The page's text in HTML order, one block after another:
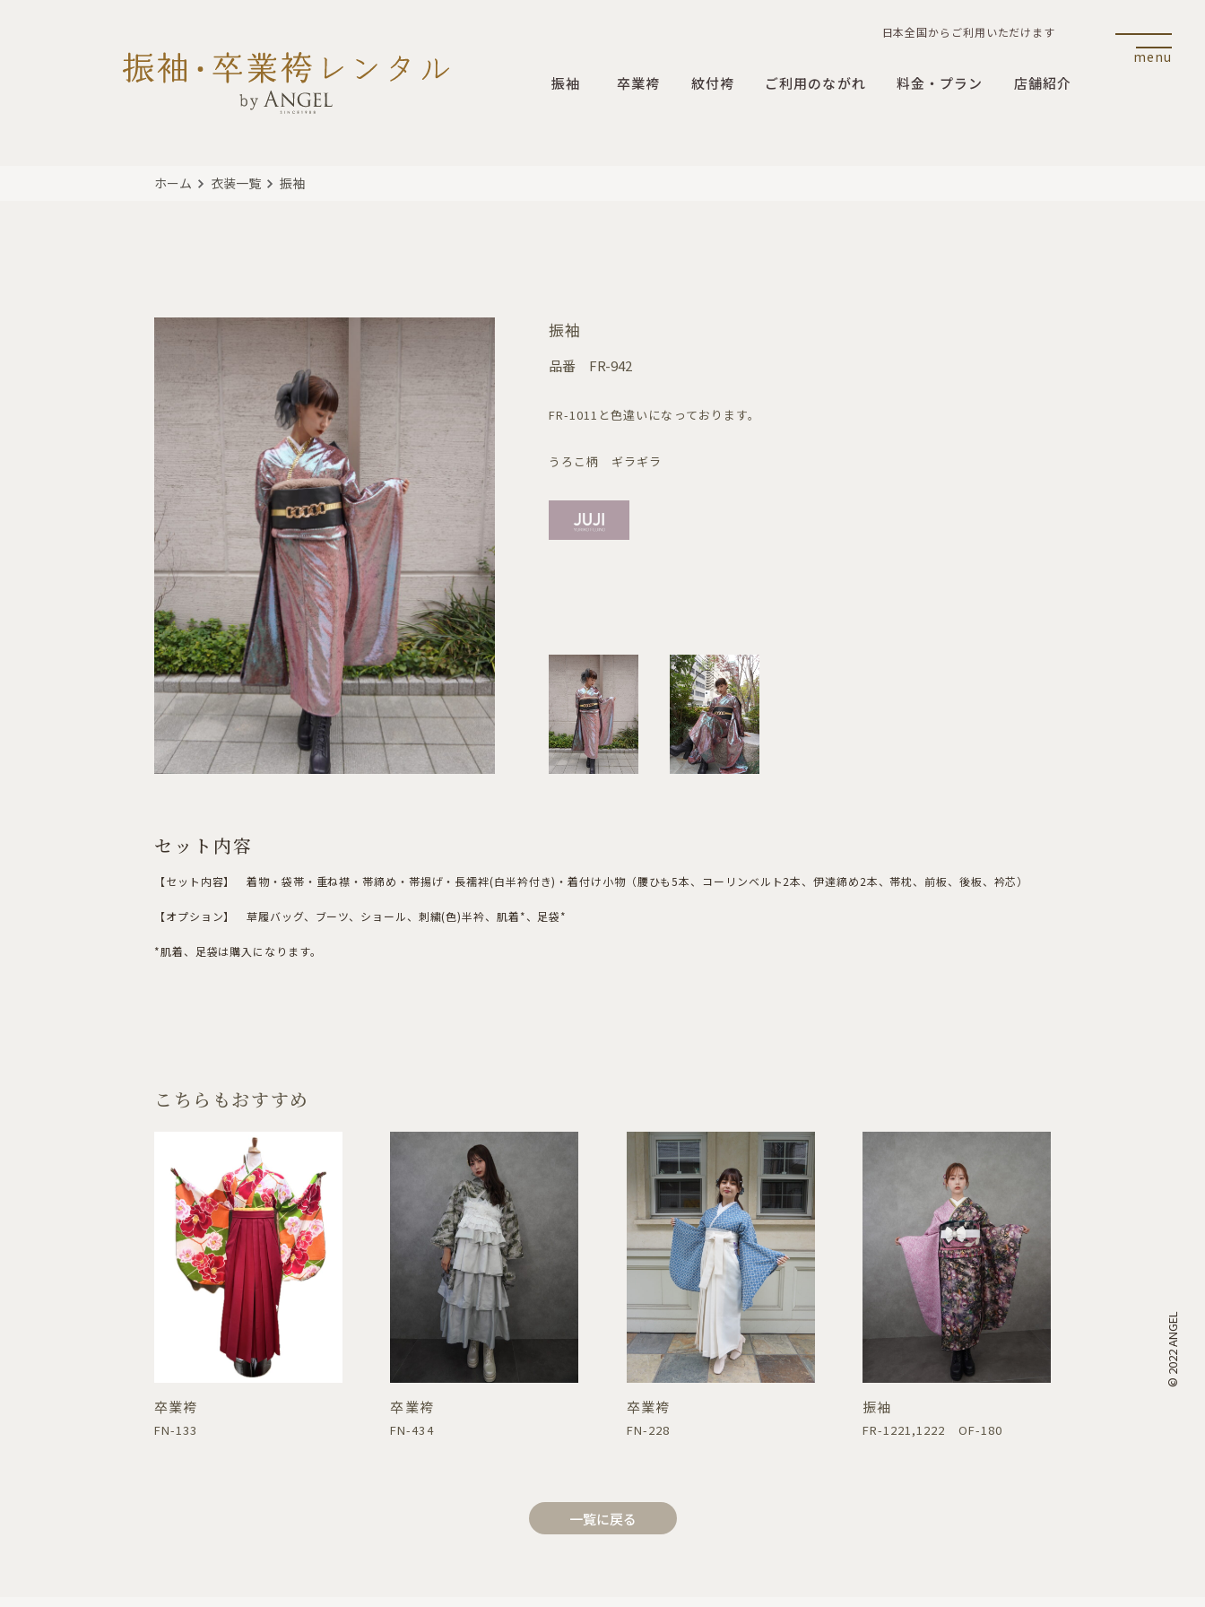
日本全国からご利用いただけます
振袖 卒業袴 紋付袴 ご利用のながれ 料金・プラン 店舗紹介
menu
ホーム 衣装一覧 振袖
振袖
品番 FR-942
FR-1011と色違いになっております。
うろこ柄 ギラギラ
セット内容
【セット内容】 着物・袋帯・重ね襟・帯締め・帯揚げ・長襦袢(白半衿付き)・着付け小物（腰ひも5本、コーリンベルト2本、伊達締め2本、帯枕、前板、後板、衿芯）
【オプション】 草履バッグ、ブーツ、ショール、刺繍(色)半衿、肌着*、足袋*
*肌着、足袋は購入になります。
こちらもおすすめ
卒業袴
FN-133
卒業袴
FN-434
卒業袴
FN-228
振袖
FR-1221,1222 OF-180
一覧に戻る
© 2022 ANGEL